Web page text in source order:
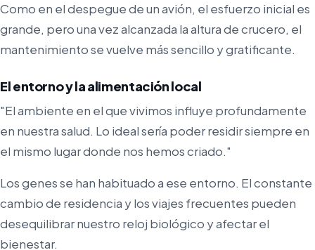
Como en el despegue de un avión, el esfuerzo inicial es
grande, pero una vez alcanzada la altura de crucero, el
mantenimiento se vuelve más sencillo y gratificante.
El entorno y la alimentación local
"El ambiente en el que vivimos influye profundamente
en nuestra salud. Lo ideal sería poder residir siempre en
el mismo lugar donde nos hemos criado."
Los genes se han habituado a ese entorno. El constante
cambio de residencia y los viajes frecuentes pueden
desequilibrar nuestro reloj biológico y afectar el
bienestar.